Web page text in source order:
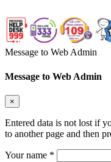
Message to Web Admin
Message to Web Admin
×
Entered data is not lost if
to another page and then
Your name *